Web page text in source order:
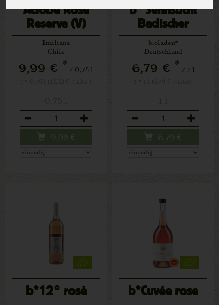
Adobe Rose
Reserva (V)
Emiliana
Chile
9,99 € * / 0,75 l
9,99 €
b* Sehnsucht
Badischer
Landwein rosé
bioladen*
Deutschland
6,79 € * / 1 l
6,79 €
b*12° rosè b*Cuvée rose